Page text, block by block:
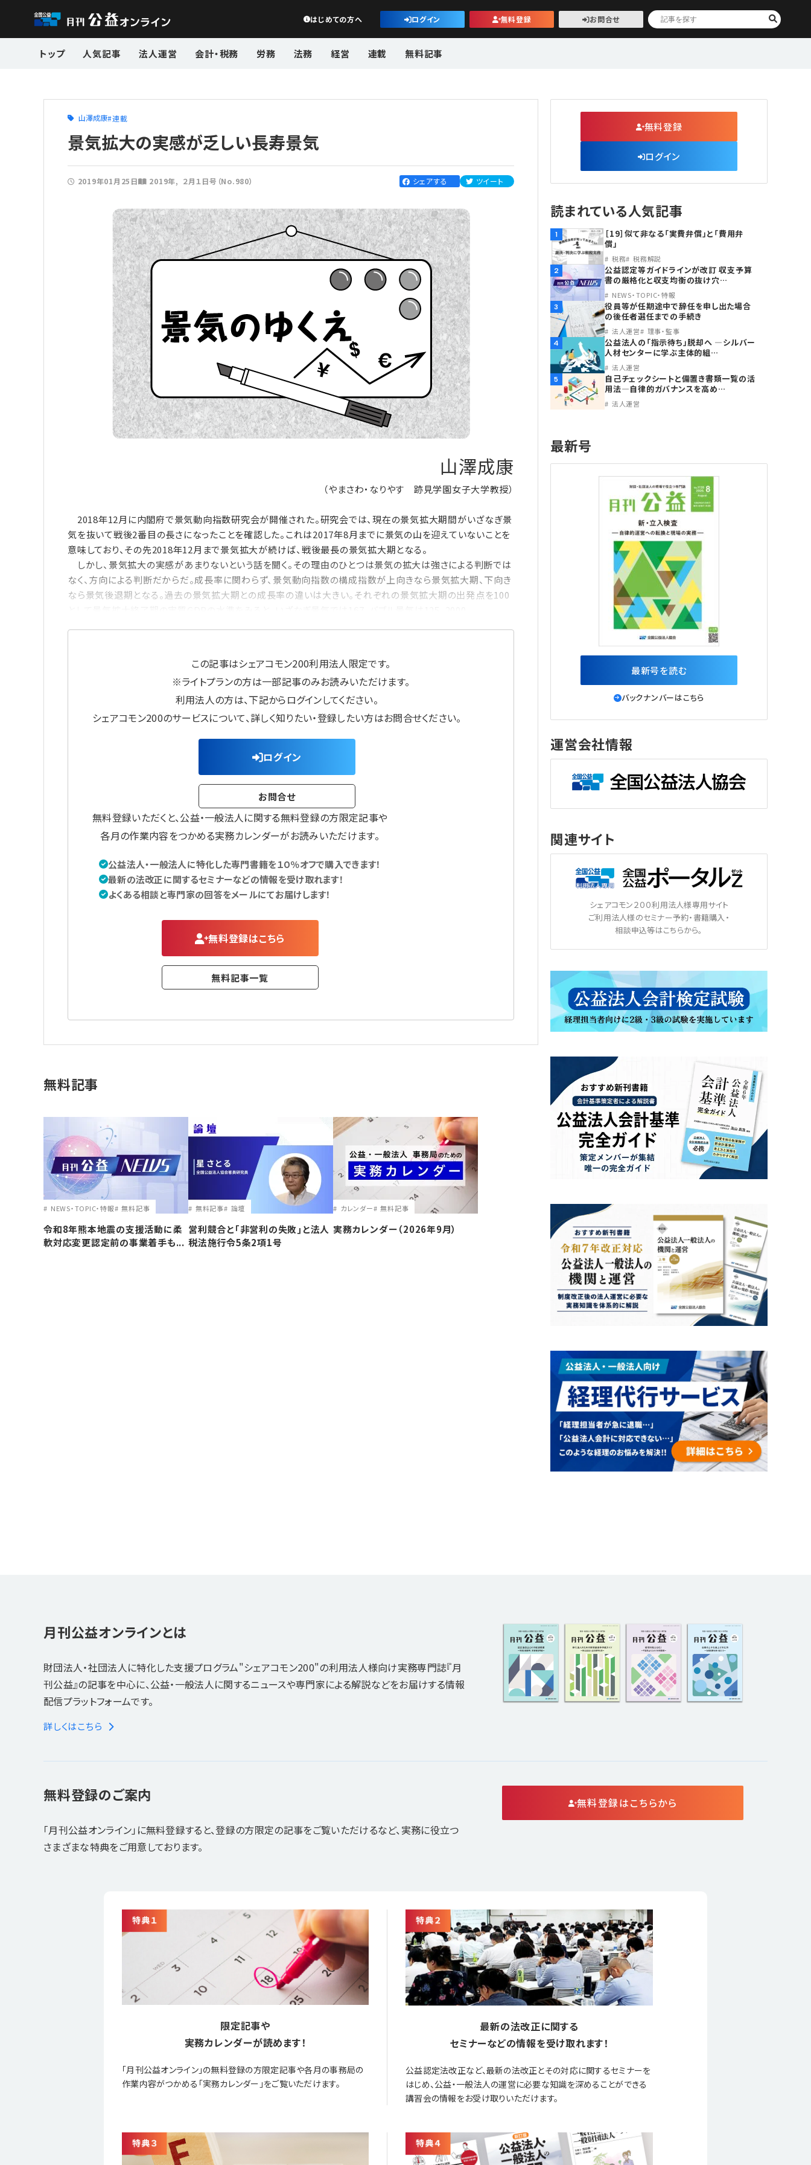
公益・一般法人オンライン
はじめての方へ ログイン 無料登録 お問合せ
トップ 人気記事 法人運営 会計・税務 労務 法務 経営 連載 無料記事
山澤成康 連載
景気拡大の実感が乏しい長寿景気
2019年01月25日 2019年 ２月１日号（No.980） シェアする ツイート
山澤成康
（やまさわ・なりやす 跡見学園女子大学教授）
2018年12月に内閣府で景気動向指数研究会が開催された。研究会では、現在の景気拡大期間がいざなぎ景
気を抜いて戦後2番目の長さになったことを確認した。これは2017年8月までに景気の山を迎えていないことを
意味しており、その先2018年12月まで景気拡大が続けば、戦後最長の景気拡大期となる。
しかし、景気拡大の実感があまりないという話を聞く。その理由のひとつは景気の拡大は強さによる判断では
なく、方向による判断だからだ。成長率に関わらず、景気動向指数の構成指数が上向きなら景気拡大期、下向き
なら景気後退期となる。過去の景気拡大期との成長率の違いは大きい。それぞれの景気拡大期の出発点を100
この記事はシェアコモン200利用法人限定です。
※ライトプランの方は一部記事のみお読みいただけます。
利用法人の方は、下記からログインしてください。
シェアコモン200のサービスについて、詳しく知りたい・登録したい方はお問合せください。
ログイン
お問合せ
無料登録いただくと、公益・一般法人に関する無料登録の方限定記事や
各月の作業内容をつかめる実務カレンダーがお読みいただけます。
公益法人・一般法人に特化した専門書籍を１０％オフで購入できます！
最新の法改正に関するセミナーなどの情報を受け取れます！
よくある相談と専門家の回答をメールにてお届けします！
無料登録はこちら
無料記事一覧
無料記事
NEWS・TOPIC・特報 無料記事
令和8年熊本地震の支援活動に柔
軟対応変更認定前の事業着手も...
無料記事 論壇
営利競合と｢非営利の失敗｣と法人
税法施行令5条2項1号
カレンダー 無料記事
実務カレンダー（2026年9月）
無料登録
ログイン
読まれている人気記事
1
［19］似て非なる「実費弁償」と「費用弁
償」
税務 税務解説
2
公益認定等ガイドラインが改訂 収支予算
書の厳格化と収支均衡の抜け穴…
NEWS・TOPIC・特報
3
役員等が任期途中で辞任を申し出た場合
の後任者選任までの手続き
法人運営 理事・監事
4
公益法人の「指示待ち」脱却へ ―シルバー
人材センターに学ぶ主体的組…
法人運営
5
自己チェックシートと備置き書類一覧の活
用法―自律的ガバナンスを高め…
法人運営
最新号
最新号を読む
バックナンバーはこちら
運営会社情報
関連サイト
シェアコモン２００利用法人様専用サイト
ご利用法人様のセミナー予約・書籍購入・
相談申込等はこちらから。
月刊公益オンラインとは
財団法人・社団法人に特化した支援プログラム"シェアコモン200"の利用法人様向け実務専門誌『月
刊公益』の記事を中心に、公益・一般法人に関するニュースや専門家による解説などをお届けする情報
配信プラットフォームです。
詳しくはこちら
無料登録のご案内
「月刊公益オンライン」に無料登録すると、登録の方限定の記事をご覧いただけるなど、実務に役立つ
さまざまな特典をご用意しております。
無料登録はこちらから
限定記事や
実務カレンダーが読めます！
「月刊公益オンライン」の無料登録の方限定記事や各月の事務局の
作業内容がつかめる「実務カレンダー」をご覧いただけます。
最新の法改正に関する
セミナーなどの情報を受け取れます！
公益認定法改正など、最新の法改正とその対応に関するセミナーを
はじめ、公益・一般法人の運営に必要な知識を深めることができる
講習会の情報をお受け取りいただけます。